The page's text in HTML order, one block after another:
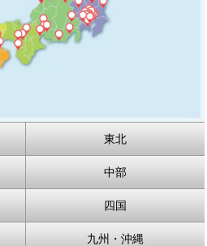
東北
中部
四国
九州・沖縄